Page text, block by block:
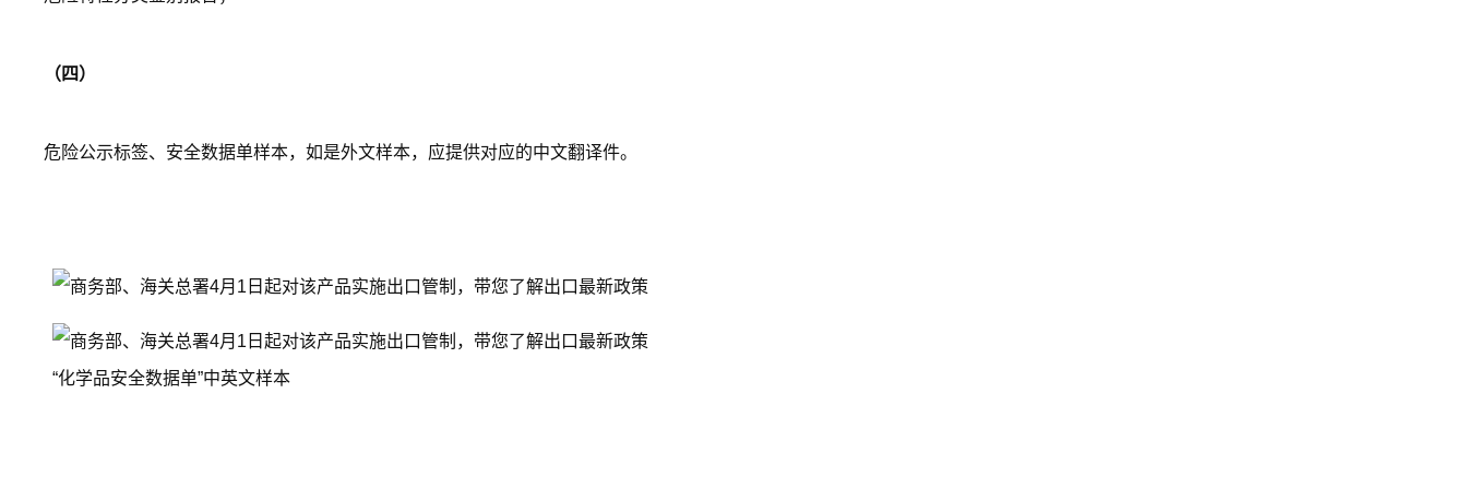
（四）
危险公示标签、安全数据单样本，如是外文样本，应提供对应的中文翻译件。
“化学品安全数据单”中英文样本